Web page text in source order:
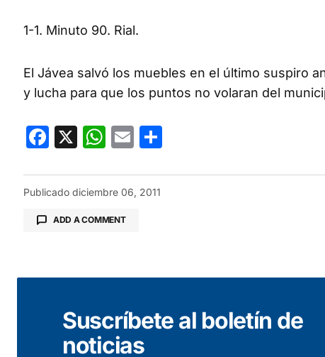
1-1. Minuto 90. Rial.
El Jávea salvó los muebles en el último suspiro
y lucha para que los puntos no volaran del
Facebook
X WhatsApp
Email
Publicado diciembre 06, 2011
ADD A COMMENT
Comentario*
Suscríbete al boletín de
noticias